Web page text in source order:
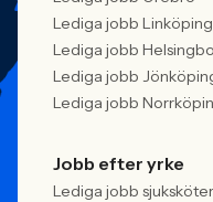
Lediga jobb Linköping
Lediga jobb
Lediga jobb
Lediga jobb
Jobb efter yrke
Lediga jobb